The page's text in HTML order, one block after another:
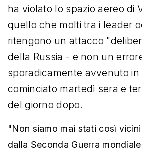
ha violato lo spazio aereo di
quello che molti tra i leader
ritengono un attacco
della Russia - e non un
sporadicamente avvenuto in
cominciato martedì sera e
del giorno dopo.
"Non siamo mai stati così
dalla Seconda Guerra